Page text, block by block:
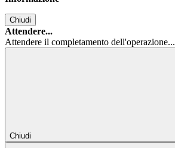
Chiudi
Attendere...
Attendere il completamento dell'operazione...
Chiudi